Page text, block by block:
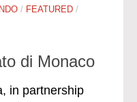
/ FEATURED /
di Monaco
in partnership